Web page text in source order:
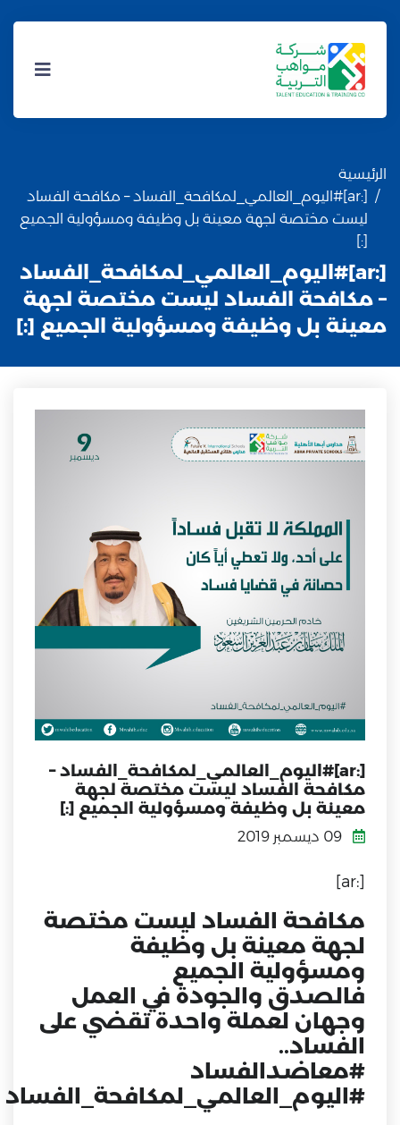
الرئيسية
[:ar]‏⁧‫#اليوم_العالمي_لمكافحة_الفساد – مكافحة الفساد
ليست مختصة لجهة معينة بل وظيفة ومسؤولية الجميع
[:]
[:ar]‏⁧‫#اليوم_العالمي_لمكافحة_الفساد
– مكافحة الفساد ليست مختصة لجهة
معينة بل وظيفة ومسؤولية الجميع [:]
[:ar]‏⁧‫#اليوم_العالمي_لمكافحة_الفساد –
مكافحة الفساد ليست مختصة لجهة
معينة بل وظيفة ومسؤولية الجميع [:]
[:ar]
مكافحة الفساد ليست مختصة
لجهة معينة بل وظيفة
ومسؤولية الجميع
‏فالصدق والجودة في العمل
وجهان لعملة واحدة تقضي على
الفساد..
‏⁧‫#معاضدالفساد‬⁩
‏⁧‫#اليوم_العالمي_لمكافحة_الفساد